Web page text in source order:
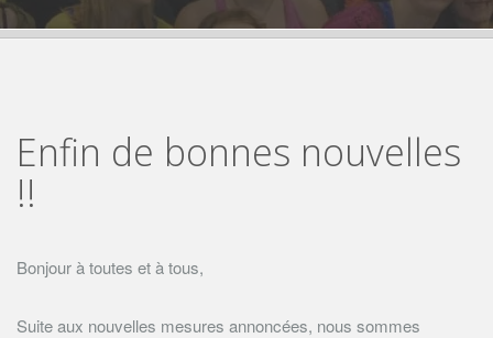
Enfin de bonnes nouvelles
!!
Bonjour à toutes et à tous,
Suite aux nouvelles mesures annoncées, nous sommes